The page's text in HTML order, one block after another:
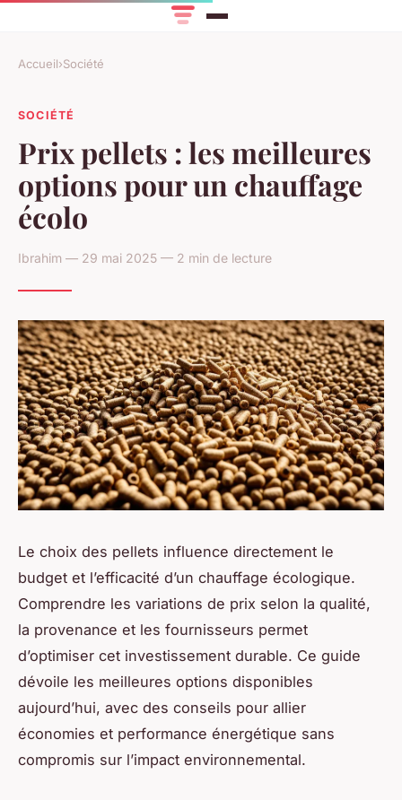
Accueil›Société
SOCIÉTÉ
Prix pellets : les meilleures
options pour un chauffage
écolo
Ibrahim — 29 mai 2025 — 2 min de lecture
Le choix des pellets influence directement le
budget et l’efficacité d’un chauffage écologique.
Comprendre les variations de prix selon la qualité,
la provenance et les fournisseurs permet
d’optimiser cet investissement durable. Ce guide
dévoile les meilleures options disponibles
aujourd’hui, avec des conseils pour allier
économies et performance énergétique sans
compromis sur l’impact environnemental.